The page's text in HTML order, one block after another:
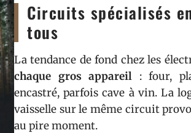
Circuits spécialisés
tous
La tendance de fond chez les
chaque gros appareil : four,
encastré, parfois cave à vin. La
vaisselle sur le même circuit
au pire moment.